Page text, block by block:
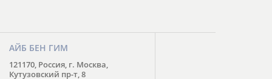
АЙБ БЕН ГИМ
121170, Россия, г. Москва,
Кутузовский пр-т, 8